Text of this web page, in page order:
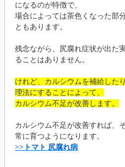
になるのが特徴で、
場合によっては茶色くなった部
ともあります。
残念ながら、尻腐れ症状が出た
ることはありません。
けれど、カルシウムを補給した
理法にすることによって、
カルシウム不足が改善します。
カルシウム不足が改善すれば、
常に育つようになります。
>>トマト 尻腐れ病